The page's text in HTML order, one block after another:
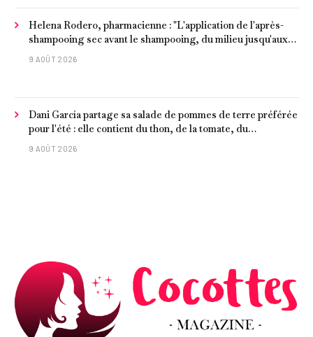
Helena Rodero, pharmacienne : "L'application de l'après-
shampooing sec avant le shampooing, du milieu jusqu'aux
pointes, est recommandée pour les cheveux délicats et
9 AOÛT 2026
Dani García partage sa salade de pommes de terre préférée
pour l'été : elle contient du thon, de la tomate, du
concombre et de l'œuf
9 AOÛT 2026